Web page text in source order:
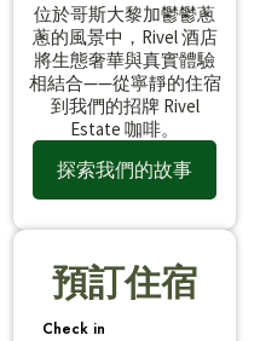
位於哥斯大黎加鬱鬱蔥
蔥的風景中，Rivel 酒店
將生態奢華與真實體驗
相結合——從寧靜的住宿
到我們的招牌 Rivel
Estate 咖啡。
探索我們的故事
預訂住宿
Check in